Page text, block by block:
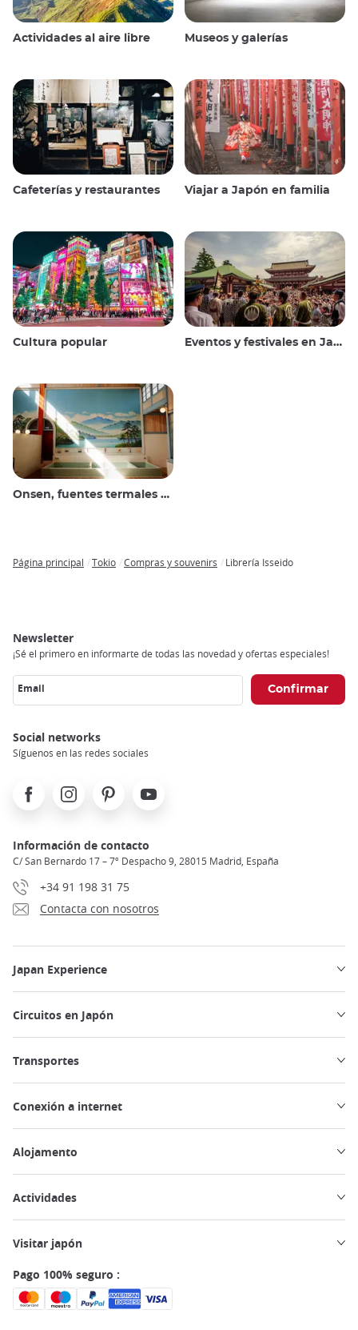
Actividades al aire libre Museos y galerías
Cafeterías y restaurantes Viajar a Japón en familia
Cultura popular Eventos y festivales en Japón
Onsen, fuentes termales y baños públicos
Página principal Tokio Compras y souvenirs Librería Isseido
Newsletter
¡Sé el primero en informarte de todas las novedad y ofertas especiales!
Email
Social networks
Síguenos en las redes sociales
FacebookInstagramPinterest Youtube
Información de contacto
C/ San Bernardo 17 – 7º Despacho 9, 28015 Madrid, España
+34 91 198 31 75
Contacta con nosotros
Japan Experience
Circuitos en Japón
Transportes
Conexión a internet
Alojamento
Actividades
Visitar japón
Pago 100% seguro :